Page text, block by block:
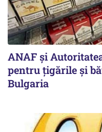
ANAF și
pentru țigările și
Bulgaria